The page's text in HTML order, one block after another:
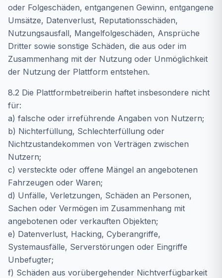
oder Folgeschäden, entgangenen Gewinn, entgangene
Umsätze, Datenverlust, Reputationsschäden,
Nutzungsausfall, Mangelfolgeschäden, Ansprüche
Dritter sowie sonstige Schäden, die aus oder im
Zusammenhang mit der Nutzung oder Unmöglichkeit
der Nutzung der Plattform entstehen.
8.2 Die Plattformbetreiberin haftet insbesondere nicht
für:
a) falsche oder irreführende Angaben von Nutzern;
b) Nichterfüllung, Schlechterfüllung oder
Nichtzustandekommen von Verträgen zwischen
Nutzern;
c) versteckte oder offene Mängel an angebotenen
Fahrzeugen oder Waren;
d) Unfälle, Verletzungen, Schäden an Personen,
Sachen oder Vermögen im Zusammenhang mit
angebotenen oder verkauften Objekten;
e) Datenverlust, Hacking, Cyberangriffe,
Systemausfälle, Serverstörungen oder Eingriffe
Unbefugter;
f) Schäden aus vorübergehender Nichtverfügbarkeit